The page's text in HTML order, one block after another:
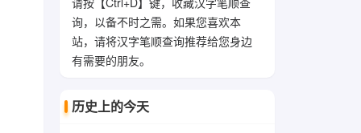
询，以备不时之需。如果您喜欢本
站，请将汉字笔顺查询推荐给您身边
有需要的朋友。
历史上的今天